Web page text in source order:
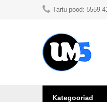
Tartu pood: 5559
Kategooriad